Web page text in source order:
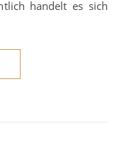
handelt es sich